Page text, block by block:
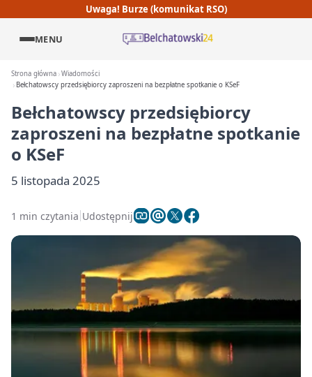
Uwaga! Burze (komunikat RSO)
MENU
Strona główna Wiadomości
Bełchatowscy przedsiębiorcy zaproszeni na bezpłatne spotkanie o KSeF
Bełchatowscy przedsiębiorcy
zaproszeni na bezpłatne spotkanie
o KSeF
5 listopada 2025
1 min czytania Udostępnij